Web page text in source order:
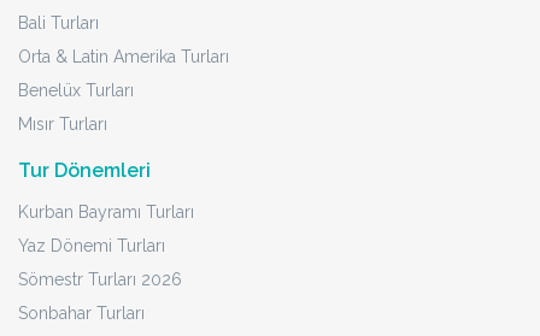
Bali Turları
Orta & Latin Amerika Turları
Benelüx Turları
Mısır Turları
Tur Dönemleri
Kurban Bayramı Turları
Yaz Dönemi Turları
Sömestr Turları 2026
Sonbahar Turları